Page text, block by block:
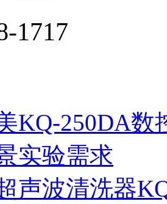
1717
KQ-250DA
实验需求
声波清洗器